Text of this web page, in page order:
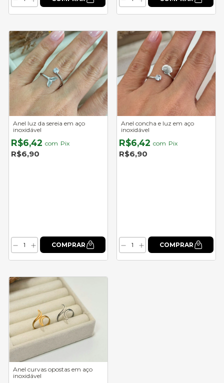
Anel luz da sereia em aço
inoxidável
R$6,42 com Pix
R$6,90
Anel concha e luz em aço
inoxidável
R$6,42 com Pix
R$6,90
Anel curvas opostas em aço
inoxidável